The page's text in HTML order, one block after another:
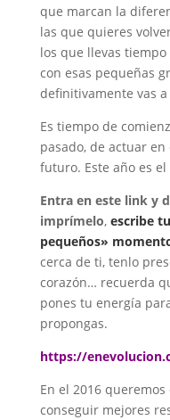
que marcan la
las que quieres
los que llevas
con esas pequeñas
definitivamente vas
Es tiempo de
pasado, de actuar
futuro. Este año es
Entra en este link y
imprímelo, escribe
pequeños»
cerca de ti, tenlo
corazón… recuerda
pones tu energía
propongas.
https://
En el 2016
conseguir mejores